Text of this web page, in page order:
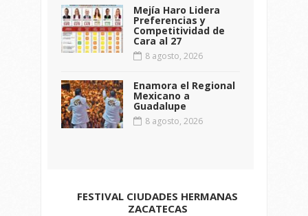
Mejía Haro Lidera
Preferencias y
Competitividad de
Cara al 27
8 agosto, 2026
Enamora el Regional
Mexicano a
Guadalupe
8 agosto, 2026
FESTIVAL CIUDADES HERMANAS
ZACATECAS